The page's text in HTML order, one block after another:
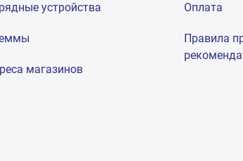
устройства
магазинов
Оплата
Правила